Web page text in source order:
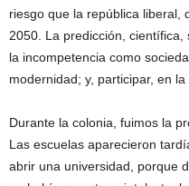
riesgo que la república liberal,
2050. La predicción, científica,
la incompetencia como
modernidad; y, participar, en
Durante la colonia, fuimos la
Las escuelas aparecieron
abrir una universidad, porque